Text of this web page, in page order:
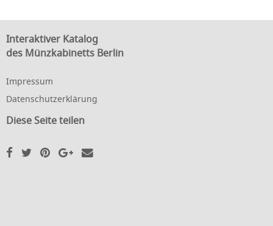
Interaktiver Katalog
des Münzkabinetts Berlin
Impressum
Datenschutzerklärung
Diese Seite teilen